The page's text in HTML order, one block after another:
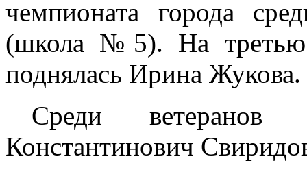
чемпионата города
(школа №5). На третью
поднялась Ирина
Среди ветеранов
Константинович